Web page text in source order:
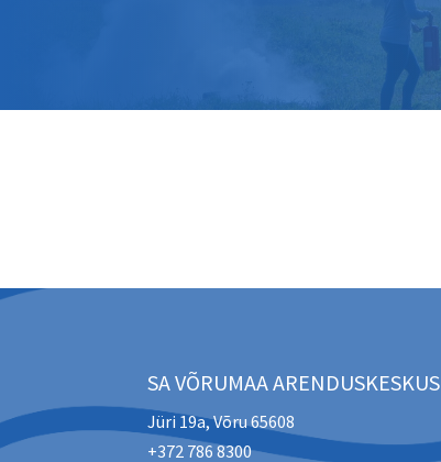
SA VÕRUMAA ARENDUSKESKUS
Jüri 19a, Võru 65608
+372 786 8300